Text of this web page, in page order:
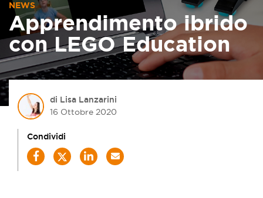
NEWS
Apprendimento ibrido
con LEGO Education
di Lisa Lanzarini
16 Ottobre 2020
Condividi